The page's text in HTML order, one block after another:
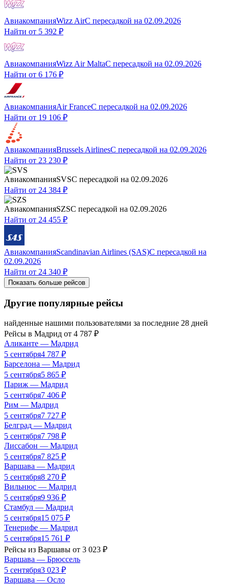
АвиакомпанияWizz AirС пересадкой на 02.09.2026
Найти от 5 392 ₽
АвиакомпанияWizz Air MaltaС пересадкой на 02.09.2026
Найти от 6 176 ₽
АвиакомпанияAir FranceС пересадкой на 02.09.2026
Найти от 19 106 ₽
АвиакомпанияBrussels AirlinesС пересадкой на 02.09.2026
Найти от 23 230 ₽
АвиакомпанияSVSС пересадкой на 02.09.2026
Найти от 24 384 ₽
АвиакомпанияSZSС пересадкой на 02.09.2026
Найти от 24 455 ₽
АвиакомпанияScandinavian Airlines (SAS)С пересадкой на
02.09.2026
Найти от 24 340 ₽
Показать больше рейсов
Другие популярные рейсы
найденные нашими пользователями за последние 28 дней
Рейсы в Мадрид от 4 787 ₽
Аликанте — Мадрид
5 сентября4 787 ₽
Барселона — Мадрид
5 сентября5 865 ₽
Париж — Мадрид
5 сентября7 406 ₽
Рим — Мадрид
5 сентября7 727 ₽
Белград — Мадрид
5 сентября7 798 ₽
Лиссабон — Мадрид
5 сентября7 825 ₽
Варшава — Мадрид
5 сентября8 270 ₽
Вильнюс — Мадрид
5 сентября9 936 ₽
Стамбул — Мадрид
5 сентября15 075 ₽
Тенерифе — Мадрид
5 сентября15 761 ₽
Рейсы из Варшавы от 3 023 ₽
Варшава — Брюссель
5 сентября3 023 ₽
Варшава — Осло